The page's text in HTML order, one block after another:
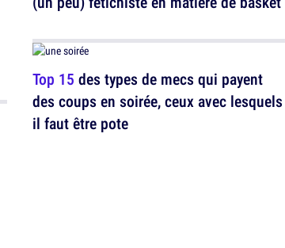
Top 15 des types de mecs qui payent
des coups en soirée, ceux avec lesquels
il faut être pote